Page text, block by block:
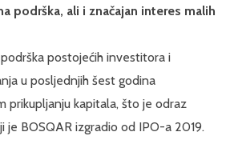
podrška, ali i značajan interes malih
postojećih investitora i
u posljednjih šest godina
prikupljanju kapitala, što je odraz
je BOSQAR izgradio od IPO-a 2019.